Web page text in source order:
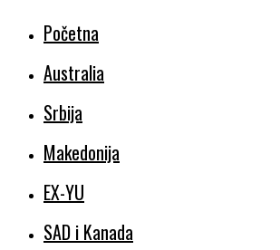
Početna
Australia
Srbija
Makedonija
EX-YU
SAD i Kanada